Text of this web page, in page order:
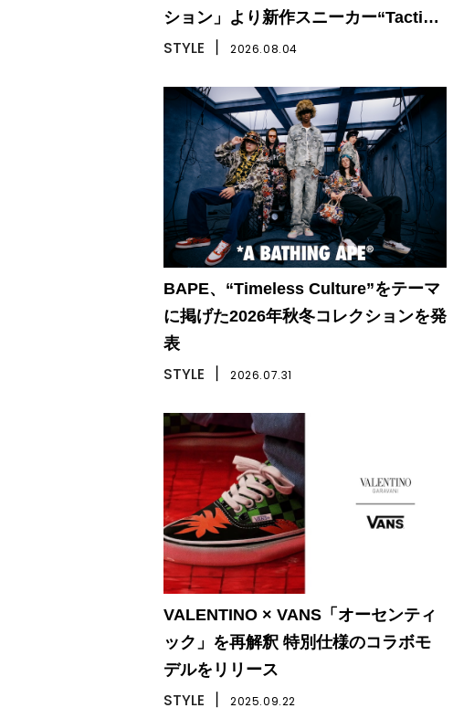
ション」より新作スニーカー“Tactical
Skate”が登場
STYLE 2026.08.04
BAPE、“Timeless Culture”をテーマ
に掲げた2026年秋冬コレクションを発
表
STYLE 2026.07.31
VALENTINO × VANS「オーセンティ
ック」を再解釈 特別仕様のコラボモ
デルをリリース
STYLE 2025.09.22